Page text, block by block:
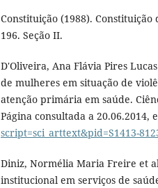
Constituição (1988).
196. Seção II.
D'Oliveira, Ana Flávia Pires
de mulheres em situação de
atenção primária em saúde.
Página consultada a 20.06.2014,
script=sci_arttext&pid=S1413-
Diniz, Normélia Maria Freire et
institucional em serviços de